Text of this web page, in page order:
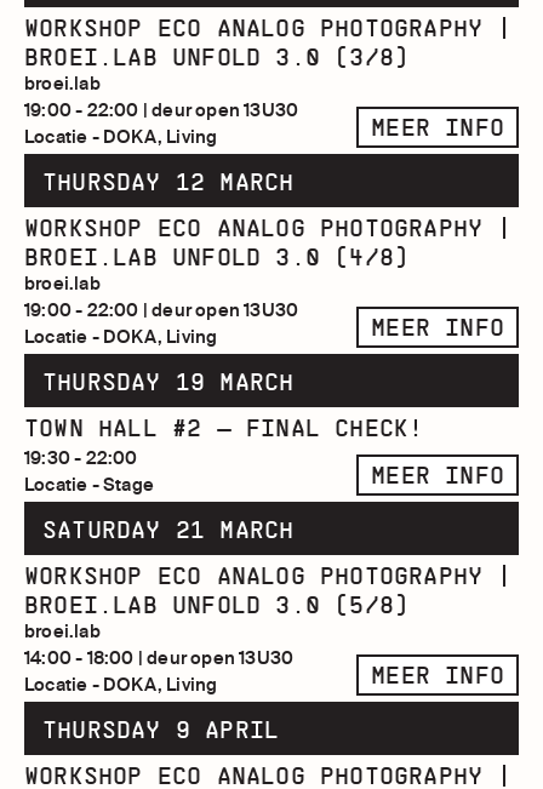
WORKSHOP ECO ANALOG PHOTOGRAPHY |
BROEI.LAB UNFOLD 3.0 (3/8)
broei.lab
19:00 - 22:00 | deur open 13U30
Locatie - DOKA, Living
MEER INFO
THURSDAY 12 MARCH
WORKSHOP ECO ANALOG PHOTOGRAPHY |
BROEI.LAB UNFOLD 3.0 (4/8)
broei.lab
19:00 - 22:00 | deur open 13U30
Locatie - DOKA, Living
MEER INFO
THURSDAY 19 MARCH
TOWN HALL #2 — FINAL CHECK!
19:30 - 22:00
Locatie - Stage
MEER INFO
SATURDAY 21 MARCH
WORKSHOP ECO ANALOG PHOTOGRAPHY |
BROEI.LAB UNFOLD 3.0 (5/8)
broei.lab
14:00 - 18:00 | deur open 13U30
Locatie - DOKA, Living
MEER INFO
THURSDAY 9 APRIL
WORKSHOP ECO ANALOG PHOTOGRAPHY |